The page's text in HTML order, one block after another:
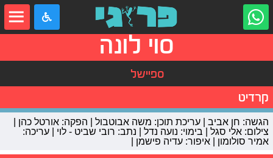
סוי לונה
ספיישל
קרדיט
הגשה: חן אביב | עריכת תוכן: משה אבוטבול | הפקה: אורטל כהן |
צילום: אלי סגל | בימוי: נועה נדל | נתב: רובי שביט - לוי | עריכה:
אמיר סולומון | איפור: עדיה פישמן |